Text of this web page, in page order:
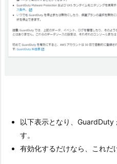
以下表示となり、GuardDuty
す。
有効化するだけなら、これだ